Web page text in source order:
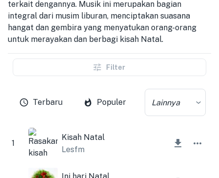
terkait dengannya. Musik ini merupakan bagian
integral dari musim liburan, menciptakan suasana
hangat dan gembira yang menyatukan orang-orang
untuk merayakan dan berbagi kisah Natal.
Filter
Terbaru Populer Lainnya
1
Kisah Natal
Lesfm
Ini hari Natal